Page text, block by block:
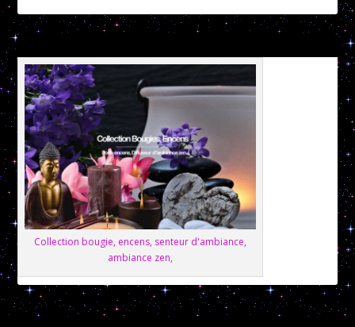
Collection bougie, encens, senteur d'ambiance,
ambiance zen,